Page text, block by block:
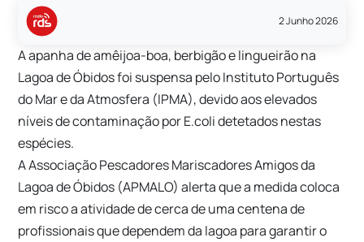
2 Junho 2026
A apanha de amêijoa-boa, berbigão e lingueirão na
Lagoa de Óbidos foi suspensa pelo Instituto Português
do Mar e da Atmosfera (IPMA), devido aos elevados
níveis de contaminação por E.coli detetados nestas
espécies.
A Associação Pescadores Mariscadores Amigos da
Lagoa de Óbidos (APMALO) alerta que a medida coloca
em risco a atividade de cerca de uma centena de
profissionais que dependem da lagoa para garantir o